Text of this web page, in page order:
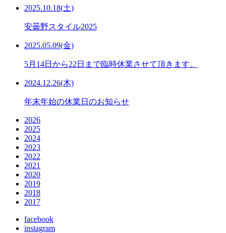
2025.10.18(土)
安曇野スタイル2025
2025.05.09(金)
5月14日から22日まで臨時休業させて頂きます。
2024.12.26(木)
年末年始の休業日のお知らせ
2026
2025
2024
2023
2022
2021
2020
2019
2018
2017
facebook
instagram